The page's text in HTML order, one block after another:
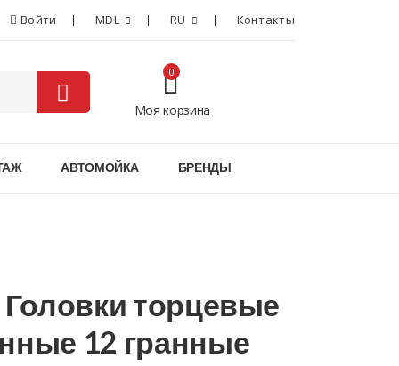
Войти MDL RU Контакты
Моя корзина
0
АВТОМОЙКА БРЕНДЫ
торцевые
12 гранные